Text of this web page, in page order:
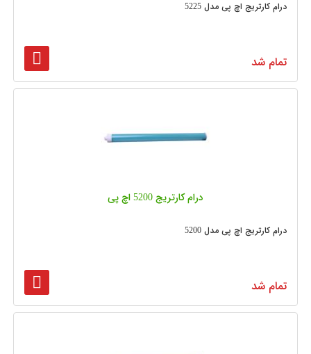
درام کارتریج اچ پی مدل 5225
تمام شد
درام کارتریج 5200 اچ پی
درام کارتریج اچ پی مدل 5200
تمام شد